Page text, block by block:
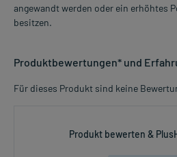
angewandt werden oder ein erhöhtes
besitzen.
Produktbewertungen* und
Für dieses Produkt sind keine
Produkt bewerten &